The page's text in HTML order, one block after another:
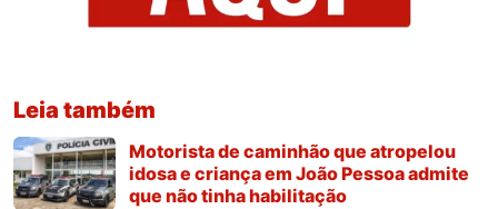
Leia também
Motorista de caminhão que atropelou
idosa e criança em João Pessoa admite
que não tinha habilitação